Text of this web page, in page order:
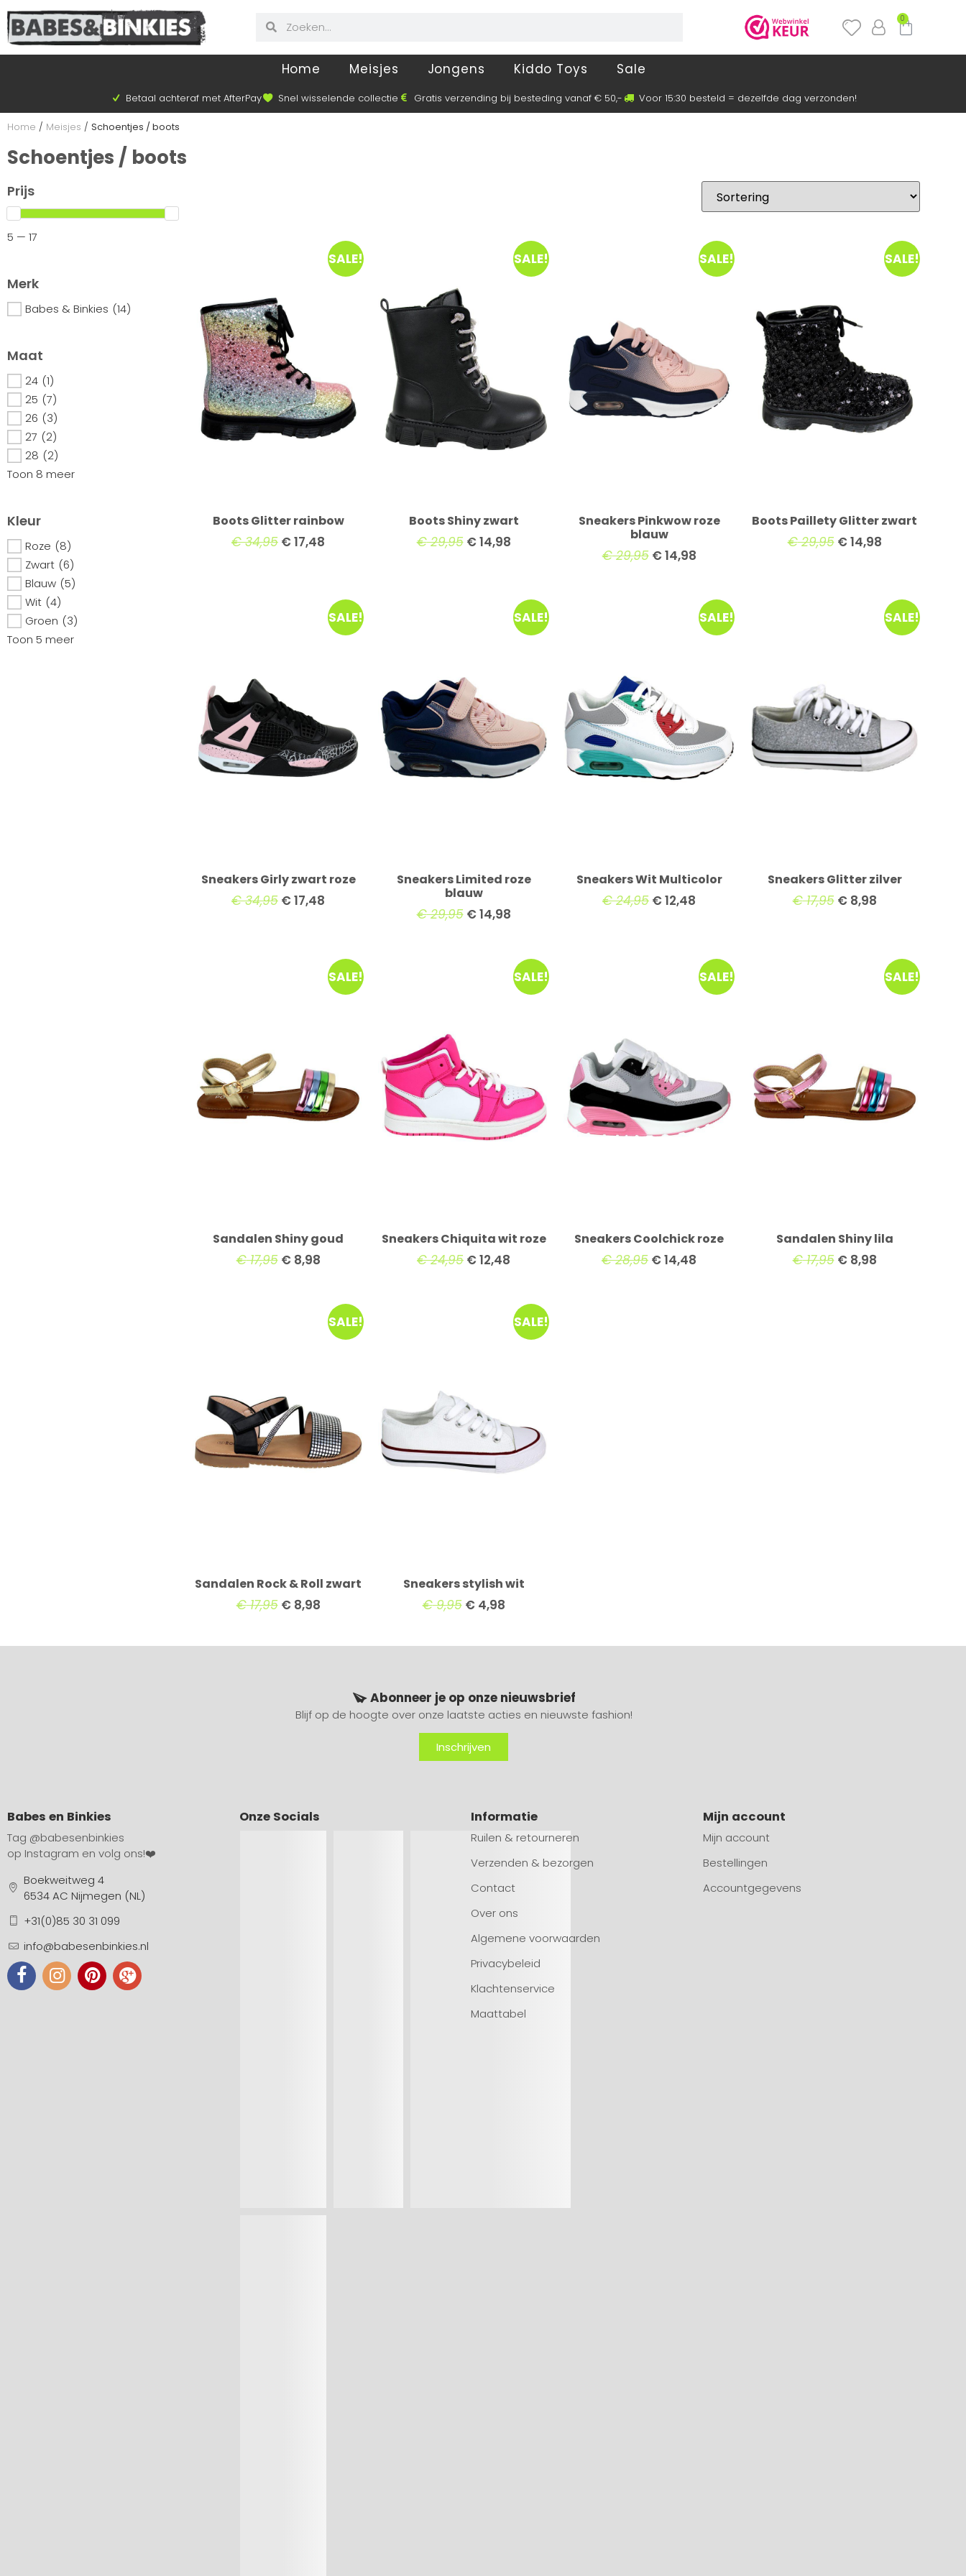
0
Home Meisjes Jongens Kiddo Toys Sale
Betaal achteraf met AfterPay Snel wisselende collectie Gratis verzending bij besteding vanaf € 50,- Voor 15:30 besteld = dezelfde dag verzonden!
Home / Meisjes / Schoentjes / boots
Schoentjes / boots
Prijs
5 — 17
Merk
Babes & Binkies (14)
Maat
24 (1)
25 (7)
26 (3)
27 (2)
28 (2)
Toon 8 meer
Kleur
Roze (8)
Zwart (6)
Blauw (5)
Wit (4)
Groen (3)
Toon 5 meer
SALE!
Boots Glitter rainbow
€34,95 €17,48
SALE!
Boots Shiny zwart
€29,95 €14,98
SALE!
Sneakers Pinkwow roze
blauw
€29,95 €14,98
SALE!
Boots Paillety Glitter zwart
€29,95 €14,98
SALE!
Sneakers Girly zwart roze
€34,95 €17,48
SALE!
Sneakers Limited roze
blauw
€29,95 €14,98
SALE!
Sneakers Wit Multicolor
€24,95 €12,48
SALE!
Sneakers Glitter zilver
€17,95 €8,98
SALE!
Sandalen Shiny goud
€17,95 €8,98
SALE!
Sneakers Chiquita wit roze
€24,95 €12,48
SALE!
Sneakers Coolchick roze
€28,95 €14,48
SALE!
Sandalen Shiny lila
€17,95 €8,98
SALE!
Sandalen Rock & Roll zwart
€17,95 €8,98
SALE!
Sneakers stylish wit
€9,95 €4,98
Abonneer je op onze nieuwsbrief
Blijf op de hoogte over onze laatste acties en nieuwste fashion!
Inschrijven
Babes en Binkies
Tag @babesenbinkies
op Instagram en volg ons!❤️
Boekweitweg 4
6534 AC Nijmegen (NL)
+31(0)85 30 31 099
info@babesenbinkies.nl
Onze Socials Informatie
Ruilen & retourneren
Verzenden & bezorgen
Contact
Over ons
Algemene voorwaarden
Privacybeleid
Klachtenservice
Maattabel
Mijn account
Mijn account
Bestellingen
Accountgegevens